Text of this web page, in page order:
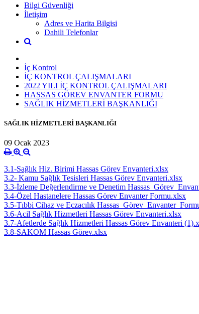
Bilgi Güvenliği
İletişim
Adres ve Harita Bilgisi
Dahili Telefonlar
İç Kontrol
İÇ KONTROL ÇALIŞMALARI
2022 YILI İÇ KONTROL ÇALIŞMALARI
HASSAS GÖREV ENVANTER FORMU
SAĞLIK HİZMETLERİ BAŞKANLIĞI
SAĞLIK HİZMETLERİ BAŞKANLIĞI
09 Ocak 2023
3.1-Sağlık Hiz. Birimi Hassas Görev Envanteri.xlsx
3.2- Kamu Sağlık Tesisleri Hassas Görev Envanteri.xlsx
3.3-İzleme Değerlendirme ve Denetim
3.4-Özel Hastanelere Hassas Görev Envanter Formu.xlsx
3.5-Tıbbi Cihaz ve Eczacılık
3.6-Acil Sağlık Hizmetleri Hassas Görev Envanteri.xlsx
3.7-Afetlerde Sağlık Hizmetleri Hassas Görev Envanteri
3.8-SAKOM Hassas Görev.xlsx